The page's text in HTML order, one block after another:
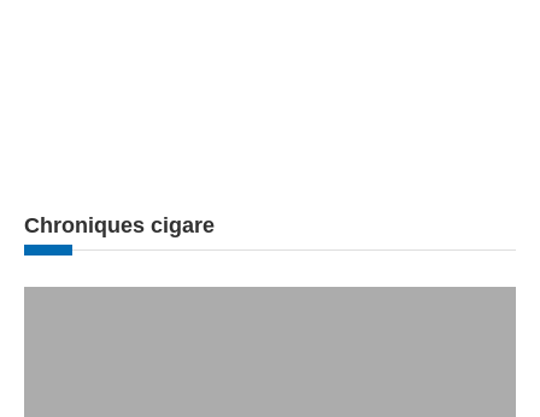
Chroniques cigare